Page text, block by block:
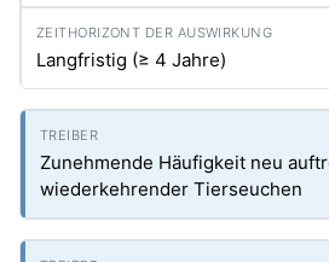
Langfristig (≥ 4 Jahre)
Zunehmende Häufigkeit neu
wiederkehrender Tierseuchen